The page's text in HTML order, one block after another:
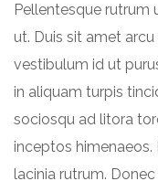
Pellentesque rutrum
ut. Duis sit amet
vestibulum id ut
in aliquam turpis
sociosqu ad litora
inceptos himenaeos.
lacinia rutrum.